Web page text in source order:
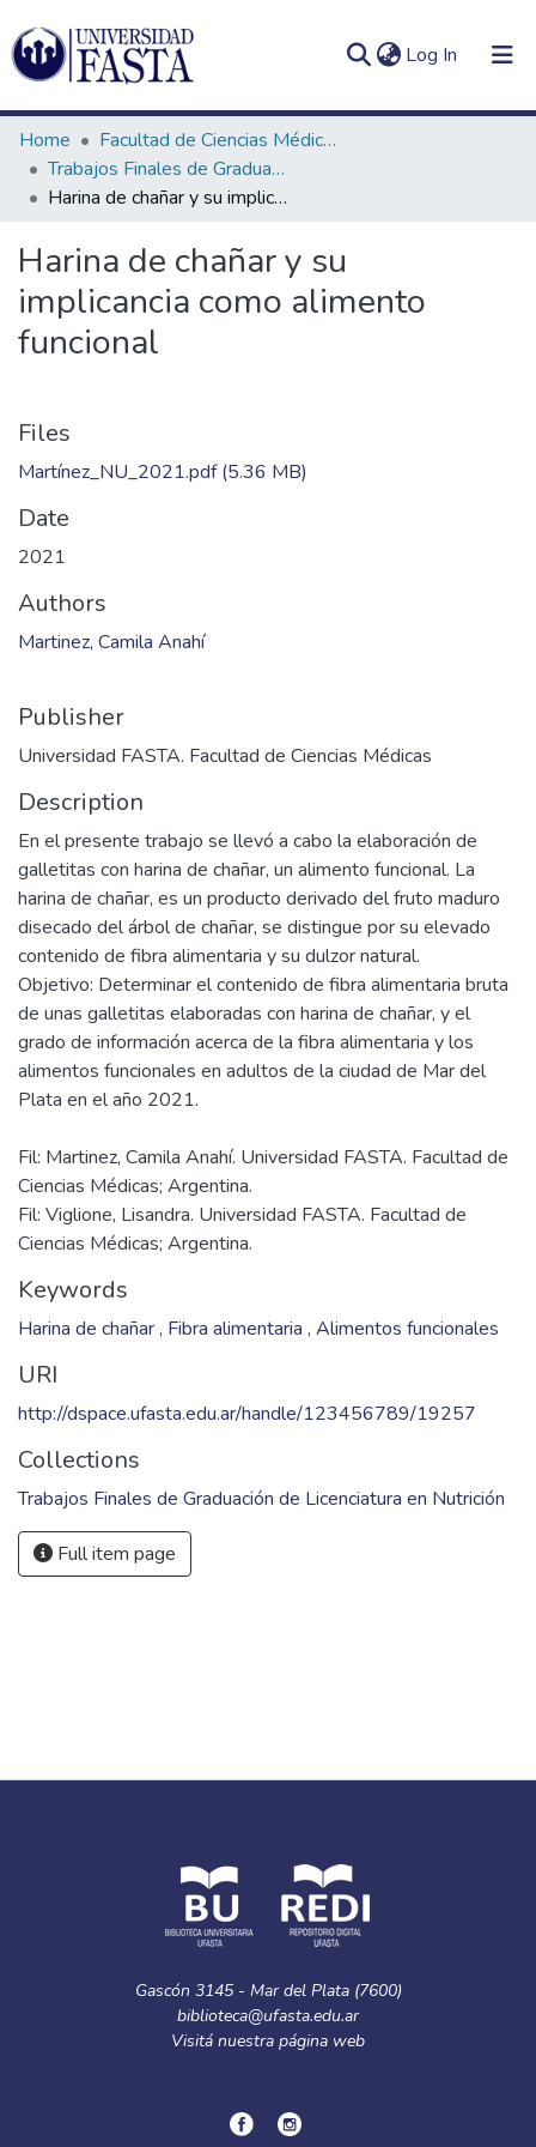
Log In (current)
Communities
&
Collections
All of DSpace
In(current)
Home
Facultad de Ciencias Médicas
Trabajos Finales de Graduación de Licenciatura en Nutrición
Harina de chañar y su implicancia como alimento funcional
Harina de chañar y su
implicancia como alimento
funcional
Files
Martínez_NU_2021.pdf(5.36 MB)
Date
2021
Authors
Martinez, Camila Anahí
Publisher
Universidad FASTA. Facultad de Ciencias Médicas
Description
En el presente trabajo se llevó a cabo la elaboración de
galletitas con harina de chañar, un alimento funcional. La
harina de chañar, es un producto derivado del fruto maduro
disecado del árbol de chañar, se distingue por su elevado
contenido de fibra alimentaria y su dulzor natural.
Objetivo: Determinar el contenido de fibra alimentaria bruta
de unas galletitas elaboradas con harina de chañar, y el
grado de información acerca de la fibra alimentaria y los
alimentos funcionales en adultos de la ciudad de Mar del
Fil: Martinez, Camila Anahí. Universidad FASTA. Facultad de
Ciencias Médicas; Argentina.
Fil: Viglione, Lisandra. Universidad FASTA. Facultad de
Ciencias Médicas; Argentina.
Keywords
Harina de chañar, Fibra alimentaria , Alimentos funcionales
URI
http://dspace.ufasta.edu.ar/handle/123456789/19257
Collections
Trabajos Finales de Graduación de Licenciatura en Nutrición
Full item page
Gascón 3145 - Mar del Plata (7600)
biblioteca@ufasta.edu.ar
Visitá nuestra página web